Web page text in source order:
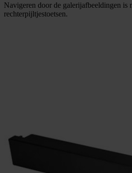
Navigeren door de galerijafbeeldingen is
rechterpijltjestoetsen.